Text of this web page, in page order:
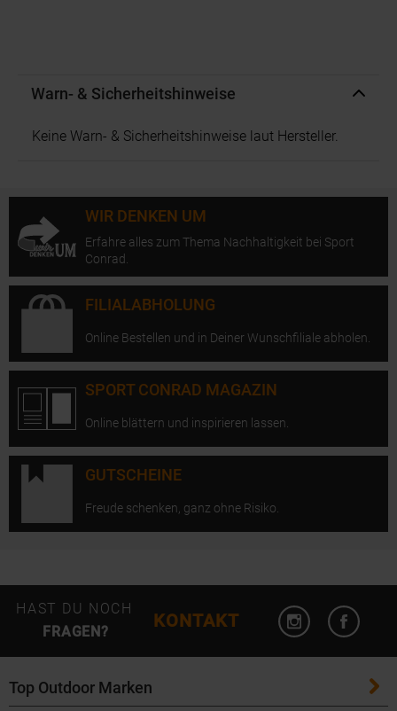
Warn- & Sicherheitshinweise
Keine Warn- & Sicherheitshinweise laut Hersteller.
WIR DENKEN UM
Erfahre alles zum Thema Nachhaltigkeit bei Sport
Conrad.
FILIALABHOLUNG
Online Bestellen und in Deiner Wunschfiliale abholen.
SPORT CONRAD MAGAZIN
Online blättern und inspirieren lassen.
GUTSCHEINE
Freude schenken, ganz ohne Risiko.
HAST DU NOCH
FRAGEN?
KONTAKT
Instagram
Top Outdoor Marken